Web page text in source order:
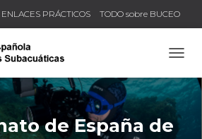
ENLACES PRÁCTICOS TODO sobre BUCEO
TU TÍTULO Y LICENCIA
de España de